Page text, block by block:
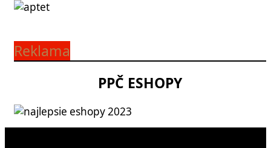
Reklama
PPČ ESHOPY